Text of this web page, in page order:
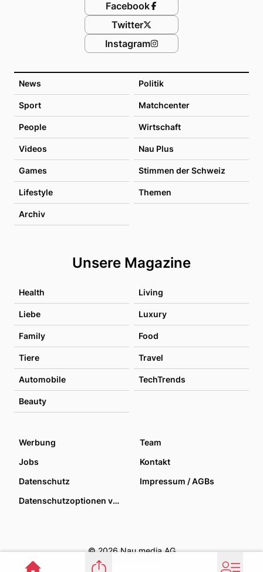
News Politik
Sport Matchcenter
People Wirtschaft
Videos Nau Plus
Games Stimmen der Schweiz
Lifestyle Themen
Archiv
Unsere Magazine
Health Living
Liebe Luxury
Family Food
Tiere Travel
Automobile TechTrends
Beauty
Facebook
Twitter
Instagram
Werbung
Team
Jobs
Kontakt
Datenschutz
Impressum / AGBs
Datenschutzoptionen verwalten
© 2026 Nau media AG